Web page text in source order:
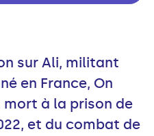
sur Ali, militant
en France, On
mort à la prison de
et du combat de